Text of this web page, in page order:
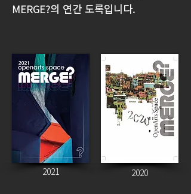
MERGE?의 연간 도록입니다.
2021 2020